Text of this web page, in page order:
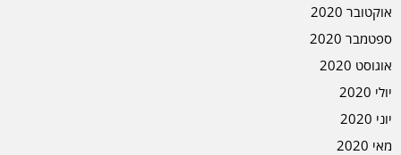
אוקטובר 2020
ספטמבר 2020
אוגוסט 2020
יולי 2020
יוני 2020
מאי 2020